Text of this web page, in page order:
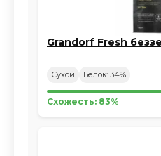
Grandorf Fresh
Сухой Белок: 34%
Схожесть: 83%